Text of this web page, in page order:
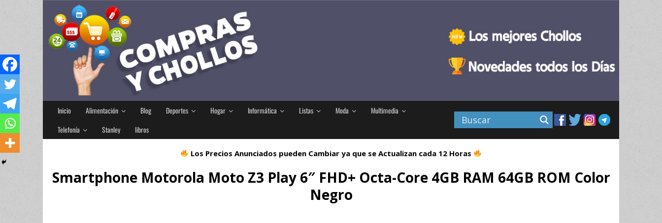
Inicio Alimentación Blog Deportes Hogar Informática Listas Moda
Multimedia
Telefonía
Stanley libros
Los Precios Anunciados pueden Cambiar ya que se Actualizan cada 12 Horas
Smartphone Motorola Moto Z3 Play 6″ FHD+ Octa-Core 4GB RAM 64GB ROM Color
Negro